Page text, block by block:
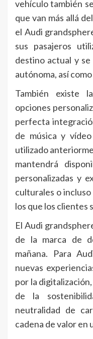
vehículo también
que van más allá
el Audi
sus pasajeros
destino actual y
autónoma, así
También existe
opciones
perfecta
de música y
utilizado
mantendrá
personalizadas y
culturales o
los que los clientes
El Audi
de la marca de
mañana. Para
nuevas
por la
de la
neutralidad de
cadena de valor en